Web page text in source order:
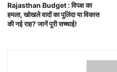
Rajasthan Budget : विपक्ष का
हमला, खोखले वादों का पुलिंदा या विकास
की नई राह? जानें पूरी सच्चाई!